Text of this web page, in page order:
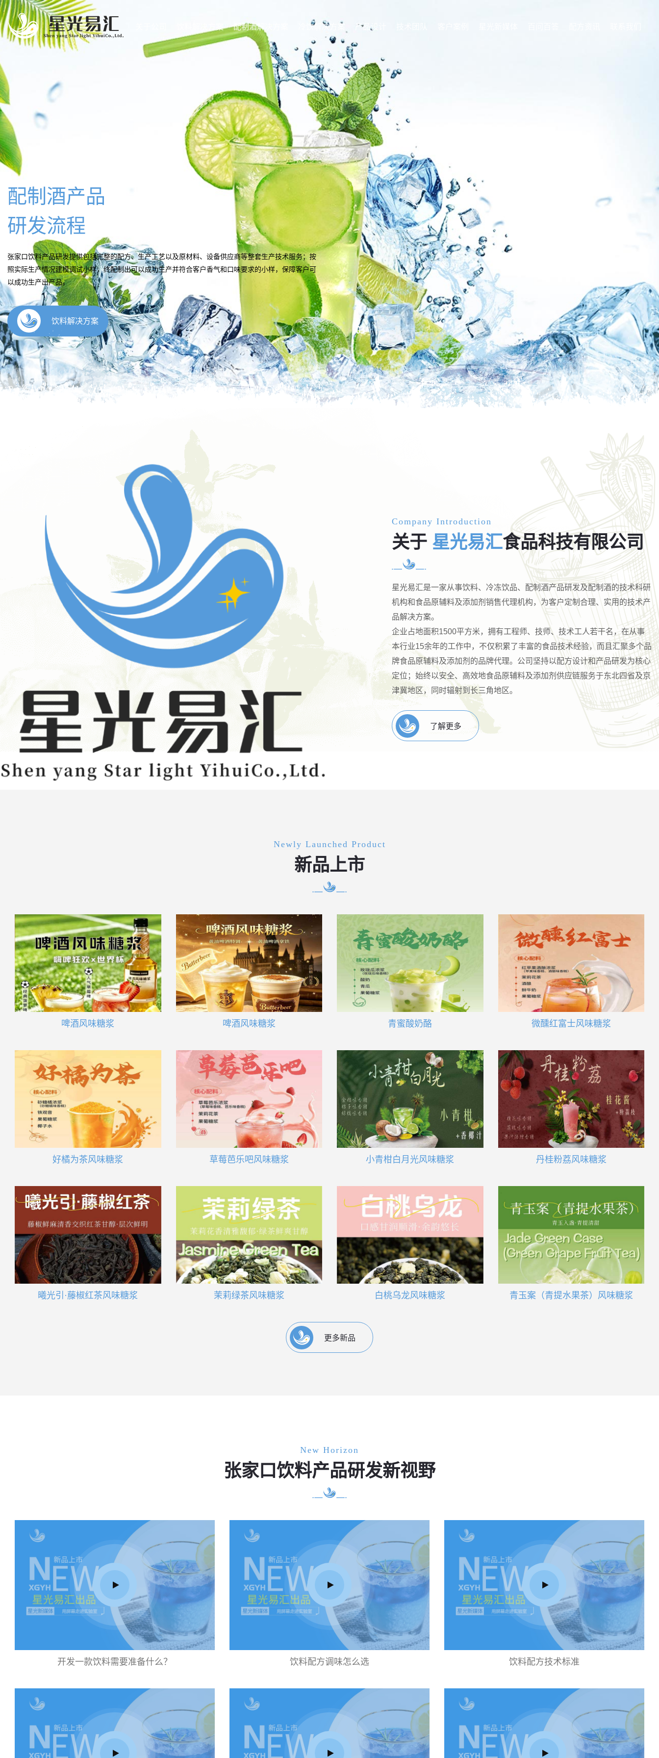
饮料解决方案 配制酒解决方案 冷饮解决方案 产品设计
Company Introduction
关于 星光易汇食品科技有限公司
星光易汇是一家从事饮料、冷冻饮品、配制酒产品研发及配制酒的技术科研
机构和食品原辅料及添加剂销售代理机构，为客户定制合理、实用的技术产
品解决方案。
企业占地面积1500平方米，拥有工程师、技师、技术工人若干名，在从事
本行业15余年的工作中，不仅积累了丰富的食品技术经验，而且汇聚多个品
牌食品原辅料及添加剂的品牌代理。公司坚持以配方设计和产品研发为核心
定位；始终以安全、高效地食品原辅料及添加剂供应链服务于东北四省及京
津冀地区，同时辐射到长三角地区。
了解更多
Newly Launched Product
新品上市
啤酒风味糖浆 啤酒风味糖浆 青蜜酸奶酪 微醺红富士风味糖浆
好橘为茶风味糖浆 草莓芭乐吧风味糖浆 小青柑白月光风味糖浆 丹桂粉荔风味糖浆
曦光引·藤椒红茶风味糖浆 茉莉绿茶风味糖浆 白桃乌龙风味糖浆 青玉案（青提水果茶）风味糖浆
更多新品
New Horizon
张家口饮料产品研发新视野
开发一款饮料需要准备什么？ 饮料配方调味怎么选 饮料配方技术标准